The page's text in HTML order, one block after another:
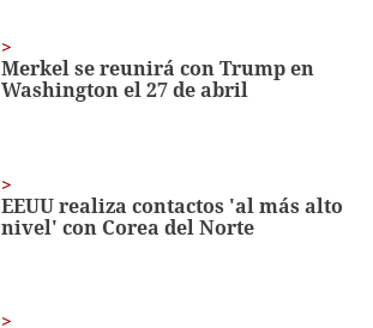
Merkel se reunirá con Trump en
Washington el 27 de abril
EEUU realiza contactos 'al más alto
nivel' con Corea del Norte